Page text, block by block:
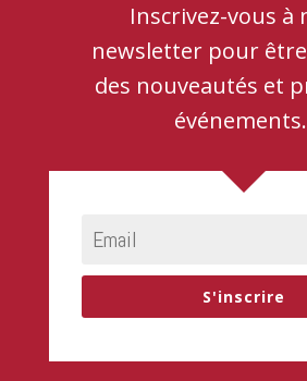
Inscrivez-vous à
newsletter pour
des nouveautés et
événements.
S'inscrire